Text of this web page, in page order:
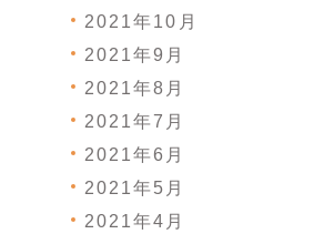
2021年10月
2021年9月
2021年8月
2021年7月
2021年6月
2021年5月
2021年4月